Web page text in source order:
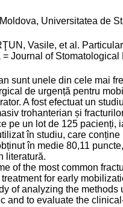
Universitatea de
Vasile, et al.
Journal of Stomatological
sunt unele din cele mai
de urgență pentru
A fost efectuat un
trohanterian și
pe un lot de 125 pacienți,
în studiu, care
în medie 80,11
literatură.
of the most common
for early
of analyzing the
and to evaluate the